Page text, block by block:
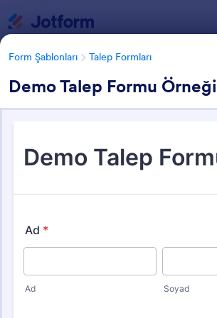
Form Şablonları Talep Formları
Demo Talep Formu Örneği
Form Şablonları Talep Formları
Form Şablonu Kategorileri